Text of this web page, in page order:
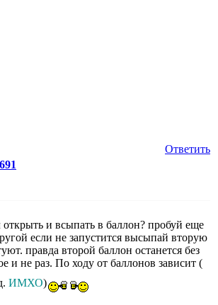
Ответить
открыть и всыпать в баллон? пробуй еще
если не запустится высыпай вторую
правда второй баллон останется без
и не раз. По ходу от баллонов зависит (
ИМХО)